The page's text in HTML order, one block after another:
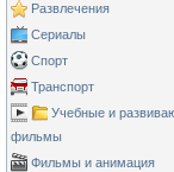
Развлечения
Сериалы
Спорт
Транспорт
Учебные и
фильмы
Фильмы и анимация